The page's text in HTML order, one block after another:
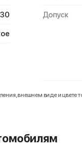
Допуск
внешнем виде и